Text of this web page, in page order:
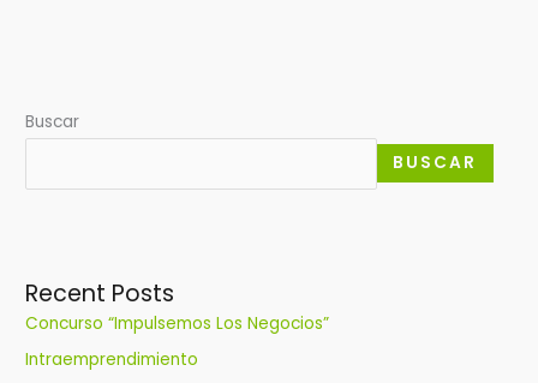
Buscar
BUSCAR
Recent Posts
Concurso “Impulsemos Los Negocios”
Intraemprendimiento